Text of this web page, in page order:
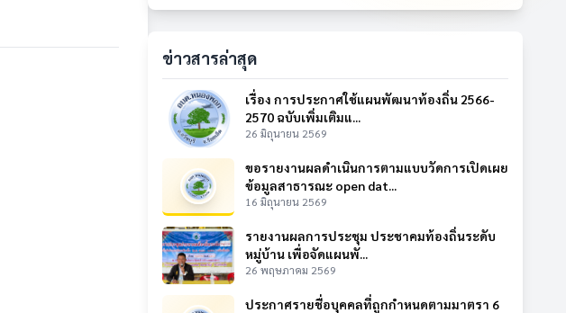
ข่าวสารล่าสุด
เรื่อง การประกาศใช้แผนพัฒนาท้องถิ่น 2566-
2570 ฉบับเพิ่มเติมแ...
26 มิถุนายน 2569
ขอรายงานผลดำเนินการตามแบบวัดการเปิดเผย
ข้อมูลสาธารณะ open dat...
16 มิถุนายน 2569
รายงานผลการประชุม ประชาคมท้องถิ่นระดับ
หมู่บ้าน เพื่อจัดแผนพั...
26 พฤษภาคม 2569
ประกาศรายชื่อบุคคลที่ถูกกำหนดตามมาตรา 6